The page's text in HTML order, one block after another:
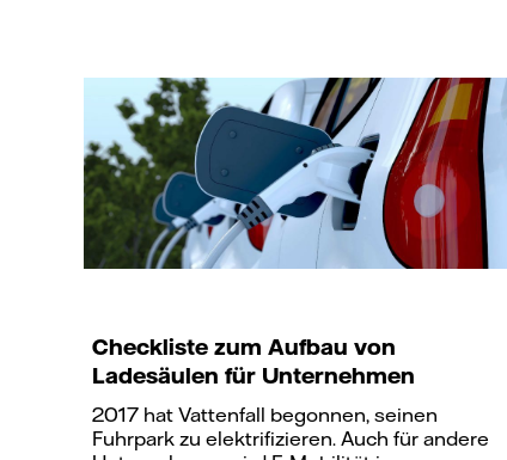
Checkliste zum Aufbau von
Ladesäulen für Unternehmen
2017 hat Vattenfall begonnen, seinen
Fuhrpark zu elektrifizieren. Auch für andere